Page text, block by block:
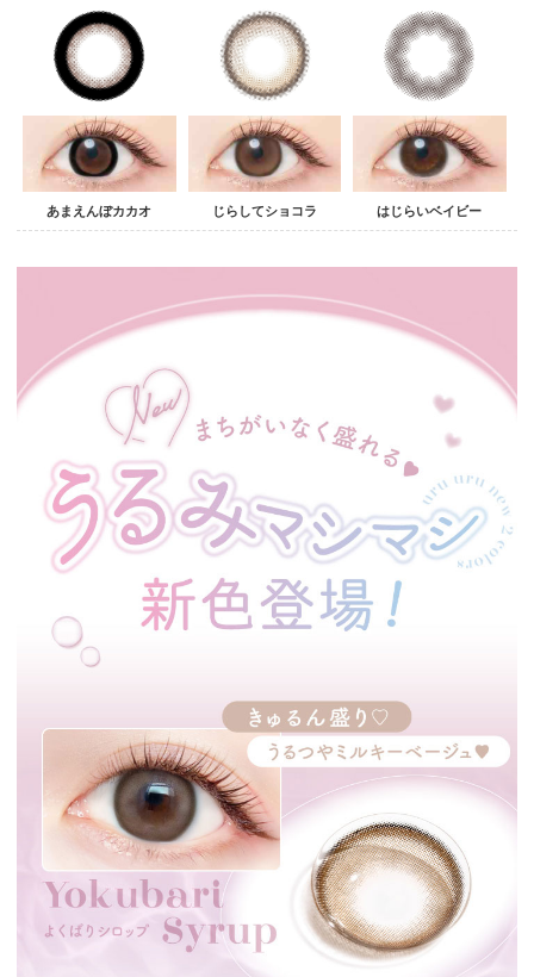
あまえんぼカカオ じらしてショコラ はじらいベイビー